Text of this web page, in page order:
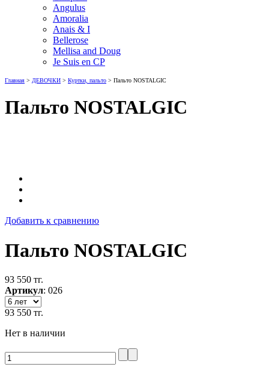
Angulus
Amoralia
Anais & I
Bellerose
Mellisa and Doug
Je Suis en CP
Главная > ДЕВОЧКИ > Куртки, пальто > Пальто NOSTALGIC
Пальто NOSTALGIC
Добавить к сравнению
Пальто NOSTALGIC
93 550 тг.
Артикул: 026
93 550 тг.
Нет в наличии